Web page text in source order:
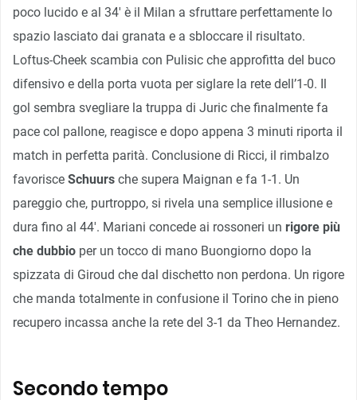
poco lucido e al 34′ è il Milan a sfruttare perfettamente lo
spazio lasciato dai granata e a sbloccare il risultato.
Loftus-Cheek scambia con Pulisic che approfitta del buco
difensivo e della porta vuota per siglare la rete dell’1-0. Il
gol sembra svegliare la truppa di Juric che finalmente fa
pace col pallone, reagisce e dopo appena 3 minuti riporta il
match in perfetta parità. Conclusione di Ricci, il rimbalzo
favorisce Schuurs che supera Maignan e fa 1-1. Un
pareggio che, purtroppo, si rivela una semplice illusione e
dura fino al 44′. Mariani concede ai rossoneri un rigore più
che dubbio per un tocco di mano Buongiorno dopo la
spizzata di Giroud che dal dischetto non perdona. Un rigore
che manda totalmente in confusione il Torino che in pieno
recupero incassa anche la rete del 3-1 da Theo Hernandez.
Secondo tempo